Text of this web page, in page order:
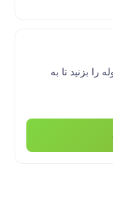
را بزنید تا به